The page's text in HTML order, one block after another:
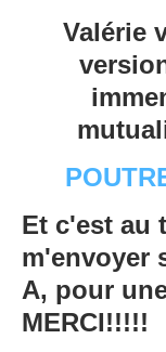
Valérie
Et c'est au
m'envoyer
A, pour
MERCI!!!!!